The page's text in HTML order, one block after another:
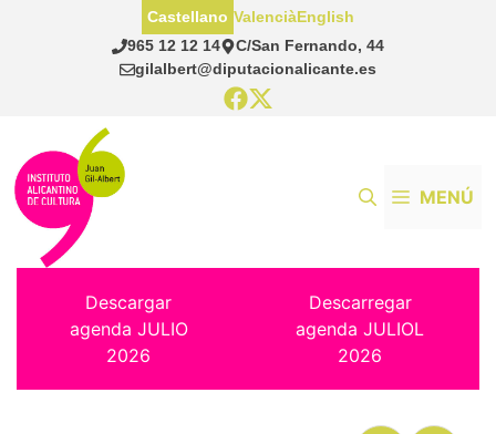
965 12 12 14
C/San Fernando, 44
gilalbert@diputacionalicante.es
Castellano ValenciàEnglish
MENÚ
Descargar
agenda JULIO
2026
Descarregar
agenda JULIOL
2026